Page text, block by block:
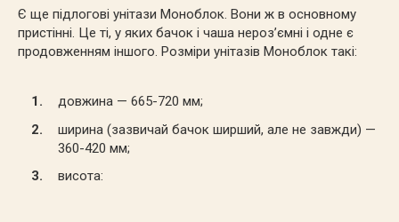
Є ще підлогові унітази Моноблок. Вони ж в основному
пристінні. Це ті, у яких бачок і чаша нероз’ємні і одне є
продовженням іншого. Розміри унітазів Моноблок такі:
довжина — 665-720 мм;
ширина (зазвичай бачок ширший, але не завжди) —
360-420 мм;
висота: